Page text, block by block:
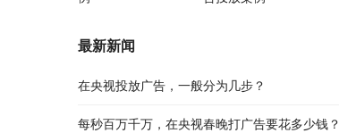
最新新闻
在央视投放广告，一般分为几步？
每秒百万千万，在央视春晚打广告要花多少钱？